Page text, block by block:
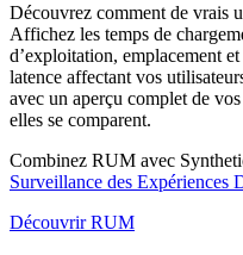
Découvrez comment de vrais
Affichez les temps de
d’exploitation, emplacement
latence affectant vos
avec un aperçu complet de
elles se comparent.
Combinez RUM avec
Surveillance des Expériences
Découvrir RUM